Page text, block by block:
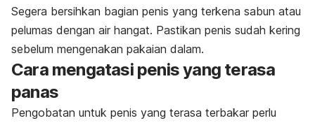
Segera bersihkan bagian penis yang terkena sabun atau
pelumas dengan air hangat. Pastikan penis sudah kering
sebelum mengenakan pakaian dalam.
Cara mengatasi penis yang terasa
panas
Pengobatan untuk penis yang terasa terbakar perlu